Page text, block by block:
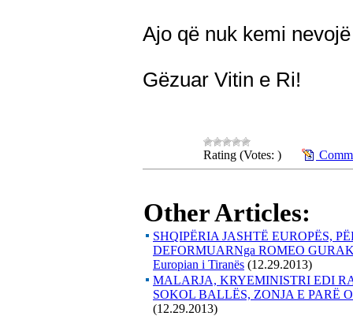
Ajo që nuk kemi
Gëzuar Vitin e Ri!
Rating (Votes: )
Other Articles:
SHQIPËRIA JASHTË EUROPËS,
DEFORMUARNga ROMEO
Europian i Tiranës (12.29.2013)
MALARJA, KRYEMINISTRI EDI
SOKOL BALLËS, ZONJA E PARË
(12.29.2013)